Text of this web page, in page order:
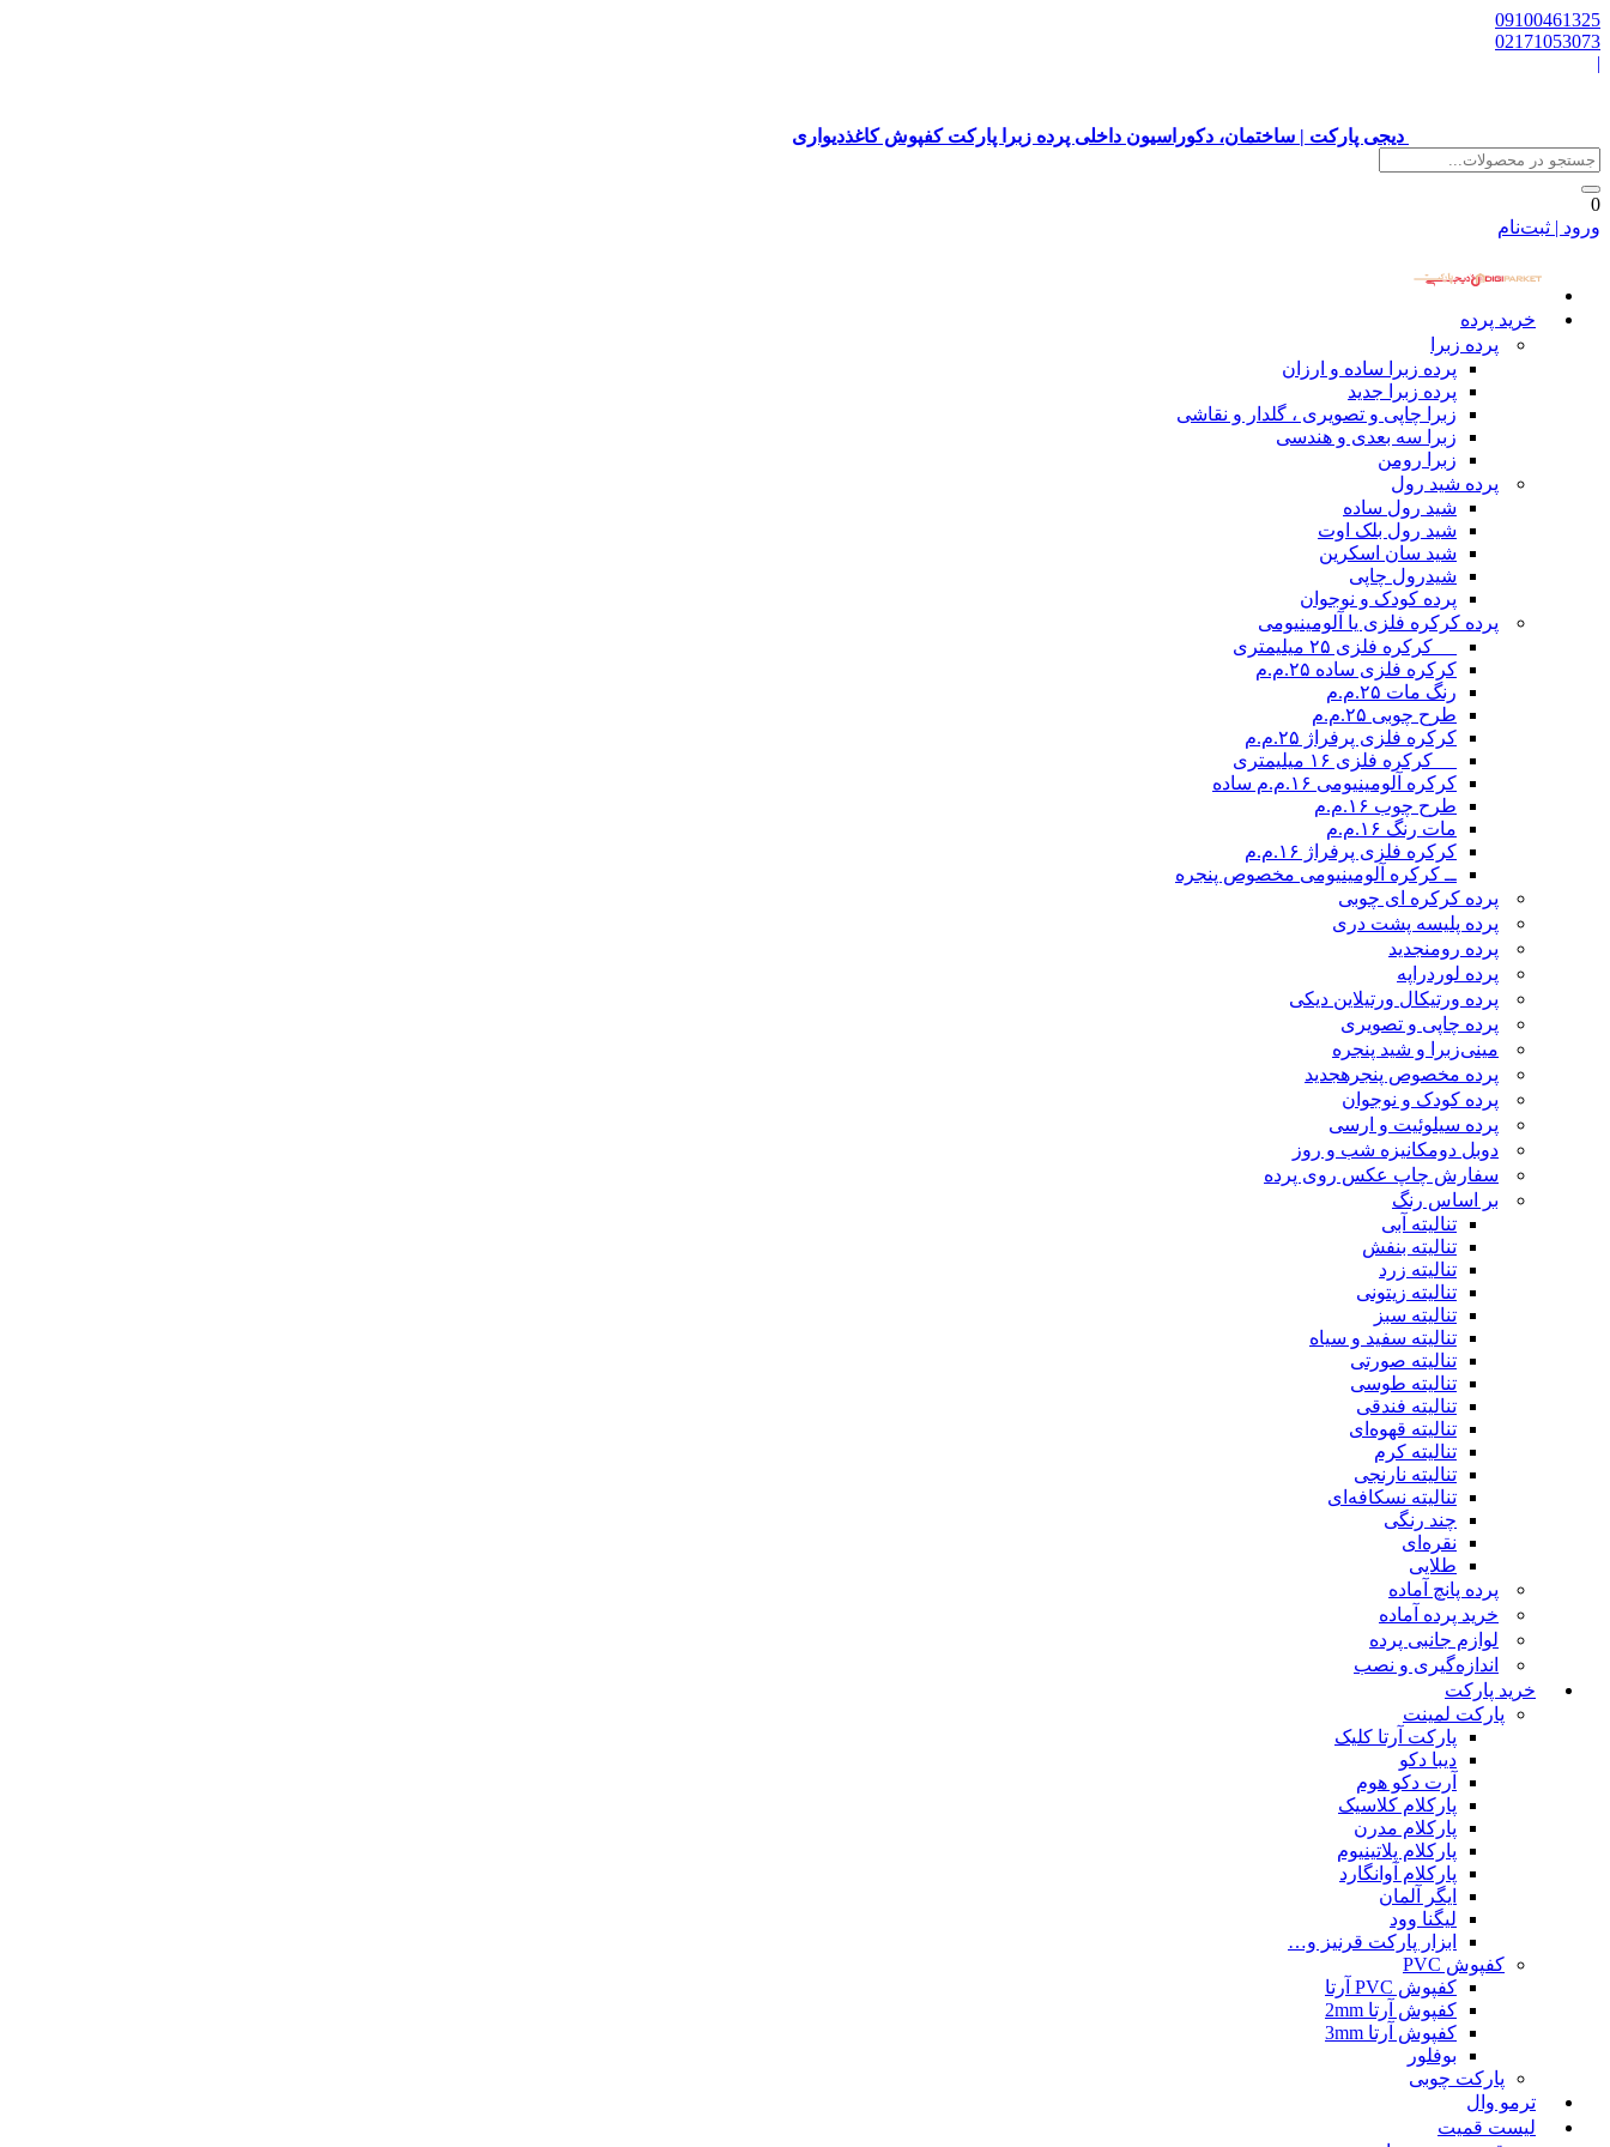
09100461325
02171053073
|
دیجی پارکت | ساختمان، دکوراسیون داخلی پرده زبرا پارکت کفپوش کاغذدیواری
0
ورود | ثبت‌نام
خرید پرده
پرده زبرا
پرده زبرا ساده و ارزان
پرده زبرا جدید
زبرا چاپی و تصویری ، گلدار و نقاشی
زبرا سه بعدی و هندسی
زبرا رومن
پرده شید رول
شید رول ساده
شید رول بلک اوت
شید سان اسکرین
شیدرول چاپی
پرده کودک و نوجوان
پرده کرکره فلزی یا آلومینیومی
__ کرکره فلزی ۲۵ میلیمتری
کرکره فلزی ساده ۲۵.م.م
رنگ مات ۲۵.م.م
طرح چوبی ۲۵.م.م
کرکره فلزی پرفراژ ۲۵.م.م
__ کرکره فلزی ۱۶ میلیمتری
کرکره آلومینیومی ۱۶.م.م ساده
طرح چوب ۱۶.م.م
مات رنگ ۱۶.م.م
کرکره فلزی پرفراژ ۱۶.م.م
ــ کرکره آلومینیومی مخصوص پنجره
پرده کرکره ای چوبی
پرده پلیسه پشت دری
پرده رومنجدید
پرده لوردراپه
پرده ورتیکال ورتیلاین دیکی
پرده چاپی و تصویری
مینی‌زبرا و شید پنجره
پرده مخصوص پنجرهجدید
پرده کودک و نوجوان
پرده سیلوئیت و ارسی
دوبل دومکانیزه شب و روز
سفارش چاپ عکس روی پرده
بر اساس رنگ
تنالیته آبی
تنالیته بنفش
تنالیته زرد
تنالیته زیتونی
تنالیته سبز
تنالیته سفید و سیاه
تنالیته صورتی
تنالیته طوسی
تنالیته فندقی
تنالیته قهوه‌ای
تنالیته کرم
تنالیته نارنجی
تنالیته نسکافه‌ای
چند رنگی
نقره‌ای
طلایی
پرده پانچ آماده
خرید پرده آماده
لوازم جانبی پرده
اندازه‌گیری و نصب
خرید پارکت
پارکت لمینت
پارکت آرتا کلیک
دیبا دکو
آرت دکو هوم
پارکلام کلاسیک
پارکلام مدرن
پارکلام پلاتینیوم
پارکلام آوانگارد
ایگر آلمان
لیگنا وود
ابزار پارکت قرنیز و…
کفپوش PVC
کفپوش PVC آرتا
کفپوش آرتا 2mm
کفپوش آرتا 3mm
بوفلور
پارکت چوبی
ترمو وال
لیست قمیت